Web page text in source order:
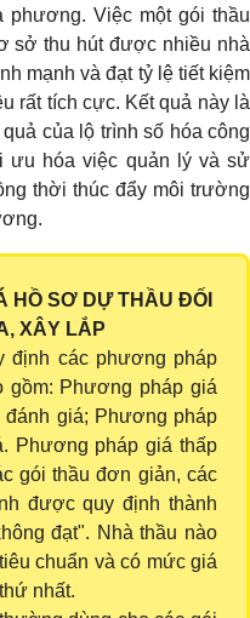
phương. Việc một gói thầu
sở thu hút được nhiều nhà
mạnh và đạt tỷ lệ tiết kiệm
rất tích cực. Kết quả này là
của lộ trình số hóa công
ưu hóa việc quản lý và sử
thời thúc đẩy môi trường
HỒ SƠ DỰ THẦU ĐỐI
XÂY LẮP
định các phương pháp
Phương pháp giá
giá; Phương pháp
Phương pháp giá thấp
gói thầu đơn giản, các
được quy định thành
đạt". Nhà thầu nào
chuẩn và có mức giá
nhất.